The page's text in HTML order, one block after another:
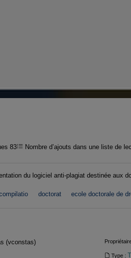
83 Nombre d’ajouts dans une liste de
du logiciel anti-plagiat destinée aux
doctorat ecole doctorale de
(vconstas)
Type :